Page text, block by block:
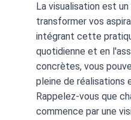
La visualisation est
transformer vos
intégrant cette
quotidienne et en
concrètes, vous
pleine de réalisations
Rappelez-vous que
commence par une